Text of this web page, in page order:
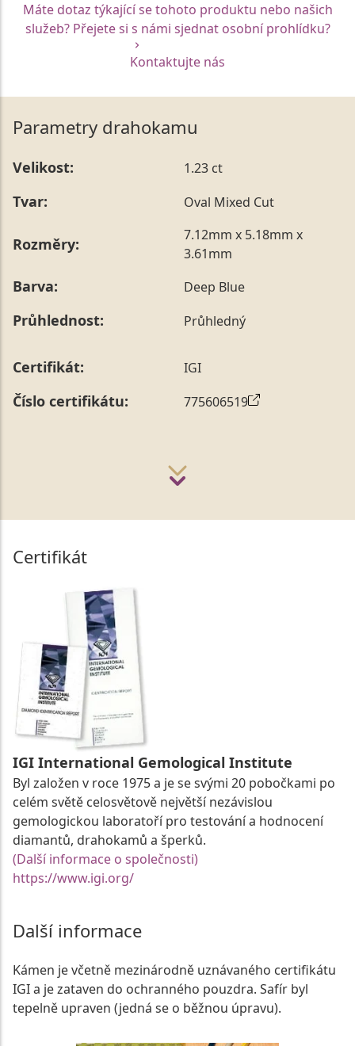
Máte dotaz týkající se tohoto produktu nebo našich
služeb? Přejete si s námi sjednat osobní prohlídku?
Kontaktujte nás
Parametry drahokamu
Velikost: 1.23 ct
Tvar: Oval Mixed Cut
Rozměry:
7.12mm x 5.18mm x
3.61mm
Barva: Deep Blue
Průhlednost: Průhledný
Certifikát: IGI
Číslo certifikátu: 775606519
Certifikát
IGI International Gemological Institute
Byl založen v roce 1975 a je se svými 20 pobočkami po
celém světě celosvětově největší nezávislou
gemologickou laboratoří pro testování a hodnocení
diamantů, drahokamů a šperků.
(Další informace o společnosti)
https://www.igi.org/
Další informace
Kámen je včetně mezinárodně uznávaného certifikátu
IGI a je zataven do ochranného pouzdra. Safír byl
tepelně upraven (jedná se o běžnou úpravu).